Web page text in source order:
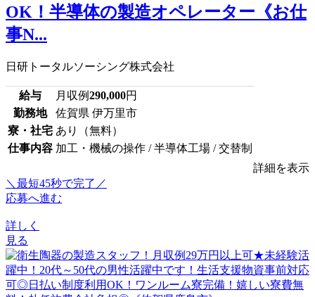
OK！半導体の製造オペレーター《お仕
事N...
日研トータルソーシング株式会社
給与 月収例290,000円
勤務地
佐賀県 伊万里市
寮・社宅 あり（無料）
仕事内容 加工・機械の操作 / 半導体工場 / 交替制
詳細を表示
＼最短45秒で完了／
応募へ進む
詳しく
見る